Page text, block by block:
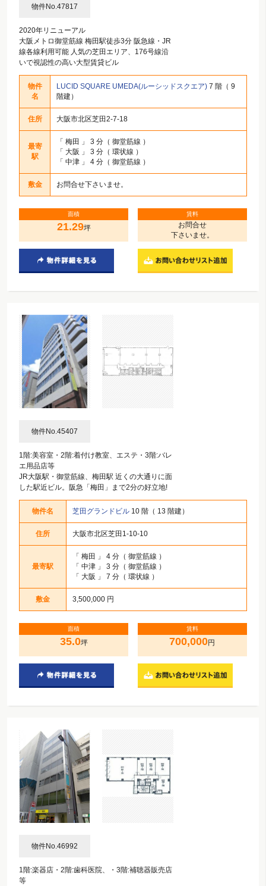
物件No.47817
2020年リニューアル
大阪メトロ御堂筋線 梅田駅徒歩3分 阪急線・JR
線各線利用可能 人気の芝田エリア、176号線沿
いで視認性の高い大型賃貸ビル
物件
名
LUCID SQUARE UMEDA(ルーシッドスクエア) 7 階（ 9
階建）
住所 大阪市北区芝田2-7-18
最寄
駅
「 梅田
」 3 分（ 御堂筋線 ）
「 大阪
」 3 分（ 環状線 ）
「 中津 」 4 分（ 御堂筋線 ）
敷金 お問合せ下さいませ。
面積
21.29坪
賃料
お問合せ
下さいませ。
物件No.45407
1階:美容室・2階:着付け教室、エステ・3階:バレ
エ用品店等
JR大阪駅・御堂筋線、梅田駅 近くの大通りに面
した駅近ビル。阪急「梅田」まで2分の好立地!
物件名 芝田グランドビル 10 階（ 13 階建）
住所 大阪市北区芝田1-10-10
最寄駅
「 梅田
」 4 分（ 御堂筋線 ）
「 中津 」 3 分（ 御堂筋線 ）
「 大阪 」 7 分（ 環状線 ）
敷金 3,500,000 円
面積
35.0坪
賃料
700,000円
物件No.46992
1階:楽器店・2階:歯科医院、・3階:補聴器販売店
等